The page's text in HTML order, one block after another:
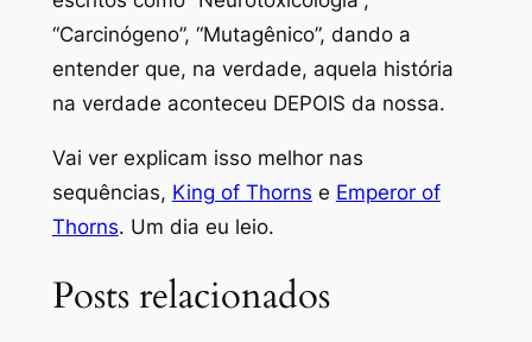
“Carcinógeno”, “Mutagênico”, dando a
entender que, na verdade, aquela história
na verdade aconteceu DEPOIS da nossa.
Vai ver explicam isso melhor nas
sequências, King of Thorns e Emperor of
Thorns. Um dia eu leio.
Posts relacionados